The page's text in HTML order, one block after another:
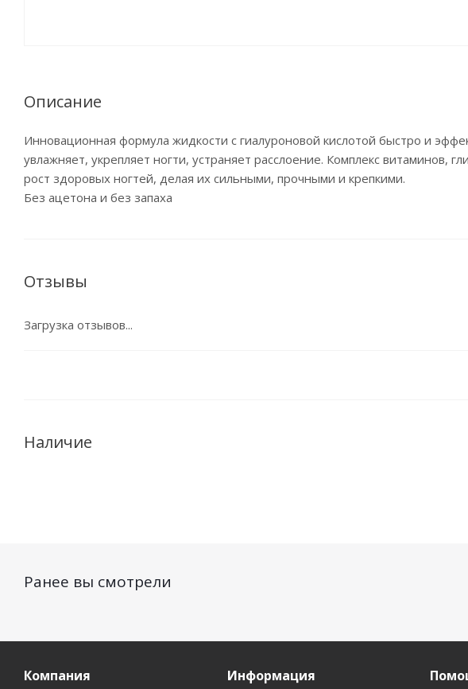
Описание
Инновационная формула жидкости с гиалуроновой кислотой быстро и
увлажняет, укрепляет ногти, устраняет расслоение. Комплекс витаминов,
рост здоровых ногтей, делая их сильными, прочными и крепкими.
Без ацетона и без запаха
Отзывы
Загрузка отзывов...
Наличие
Ранее вы смотрели
Компания Информация